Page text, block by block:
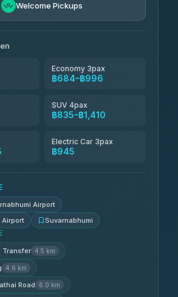
Welcome Pickups
Economy 3pax
฿684–฿996
SUV 4pax
฿835–฿1,410
Electric Car 3pax
฿945
Airport
Airport
Suvarnabhumi
Transfer 4.5 km
4.6 km
Road 6.0 km